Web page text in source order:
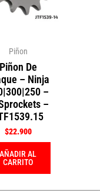
Piñon
Piñon De
– Ninja
–
–
$22.900
AÑADIR AL
CARRITO